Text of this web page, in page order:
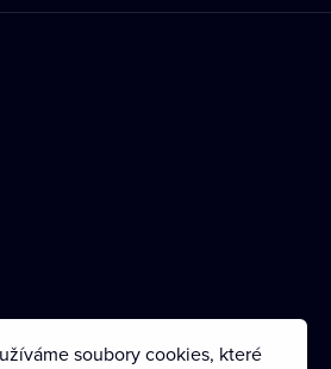
soubory cookies, které